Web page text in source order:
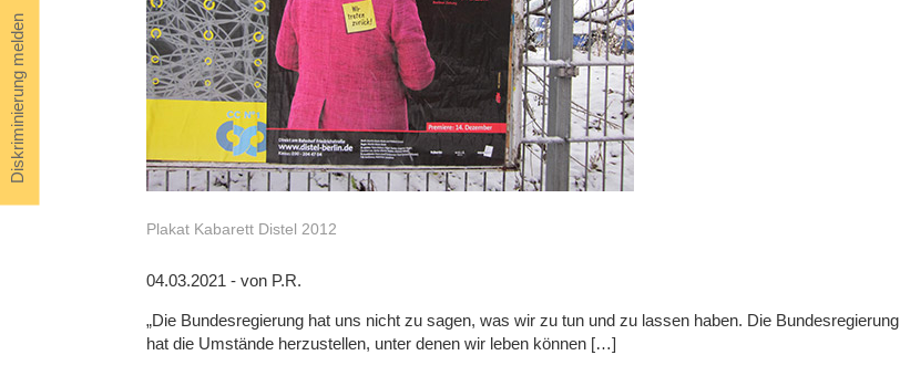
Diskriminierung melden
Plakat Kabarett Distel 2012
04.03.2021 - von P.R.
„Die Bundesregierung hat uns nicht zu sagen, was wir zu tun und zu lassen haben. Die Bundesregierung
hat die Umstände herzustellen, unter denen wir leben können […]